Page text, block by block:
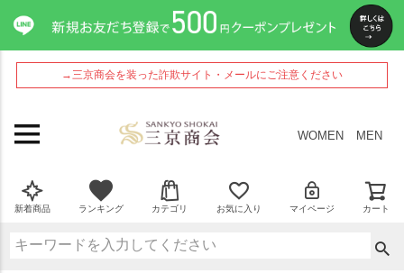
→三京商会を装った詐欺サイト・メールにご注意ください
WOMEN MEN
新着商品 ランキング カテゴリ お気に入り マイページ カート
ペー
ジト
ップ
へ